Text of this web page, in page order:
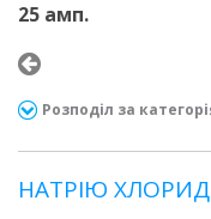
25 амп.
Розподіл за
НАТРІЮ ХЛОРИД